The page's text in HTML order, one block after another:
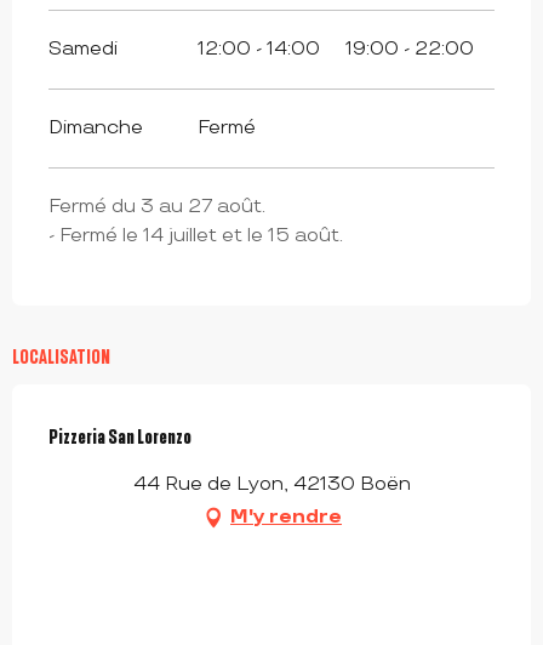
Samedi 12:00 - 14:00 19:00 - 22:00
Dimanche Fermé
Fermé du 3 au 27 août.
- Fermé le 14 juillet et le 15 août.
LOCALISATION
Pizzeria San Lorenzo
44 Rue de Lyon, 42130 Boën
M'y rendre